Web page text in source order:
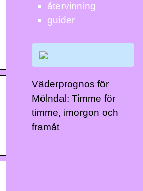
återvinning
guider
Väderprognos för
Mölndal: Timme för
timme, imorgon och
framåt